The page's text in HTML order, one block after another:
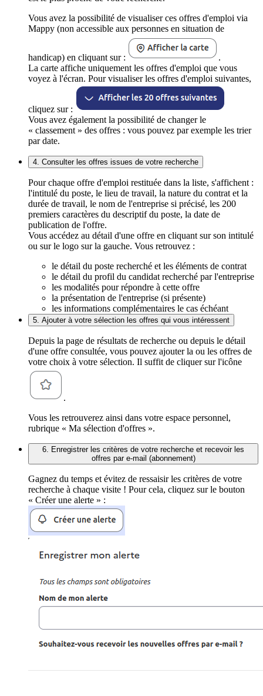
Vous avez la possibilité de visualiser ces offres d'emploi via
Mappy (non accessible aux personnes en situation de
handicap) en cliquant sur :
.
La carte affiche uniquement les offres d'emploi que vous
voyez à l'écran. Pour visualiser les offres d'emploi suivantes,
cliquez sur :
Vous avez également la possibilité de changer le
« classement » des offres : vous pouvez par exemple les trier
par date.
4. Consulter les offres issues de votre recherche
Pour chaque offre d'emploi restituée dans la liste, s'affichent :
l'intitulé du poste, le lieu de travail, la nature du contrat et la
durée de travail, le nom de l'entreprise si précisé, les 200
premiers caractères du descriptif du poste, la date de
publication de l'offre.
Vous accédez au détail d'une offre en cliquant sur son intitulé
ou sur le logo sur la gauche. Vous retrouvez :
le détail du poste recherché et les éléments de contrat
le détail du profil du candidat recherché par l'entreprise
les modalités pour répondre à cette offre
la présentation de l'entreprise (si présente)
les informations complémentaires le cas échéant
5. Ajouter à votre sélection les offres qui vous intéressent
Depuis la page de résultats de recherche ou depuis le détail
d'une offre consultée, vous pouvez ajouter la ou les offres de
votre choix à votre sélection. Il suffit de cliquer sur l'icône
.
Vous les retrouverez ainsi dans votre espace personnel,
rubrique « Ma sélection d'offres ».
6. Enregistrer les critères de votre recherche et recevoir les
offres par e-mail (abonnement)
Gagnez du temps et évitez de ressaisir les critères de votre
recherche à chaque visite ! Pour cela, cliquez sur le bouton
« Créer une alerte » :